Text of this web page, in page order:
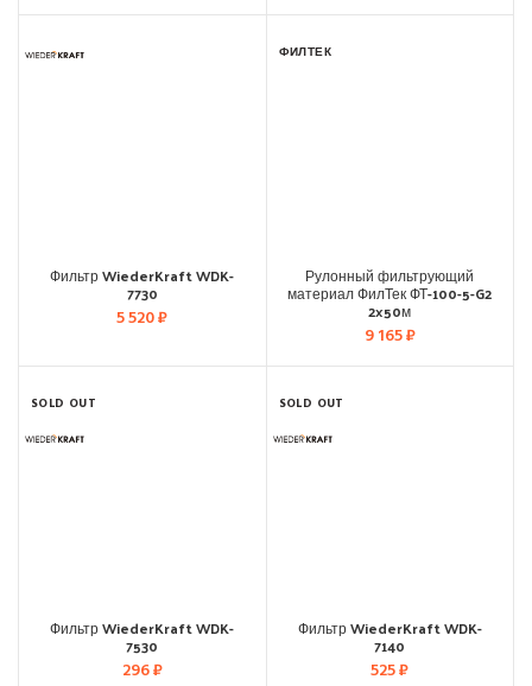
Фильтр WiederKraft WDK-
7730
5 520₽
ФИЛТЕК
Рулонный фильтрующий
материал ФилТек ФТ-100-5-G2
2×50м
9 165₽
SOLD OUT
Фильтр WiederKraft WDK-
7530
296₽
SOLD OUT
Фильтр WiederKraft WDK-
7140
525₽